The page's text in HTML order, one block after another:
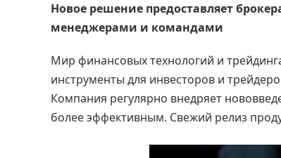
Новое решение предоставляет
менеджерами и командами
Мир финансовых технологий и
инструменты для инвесторов и
Компания регулярно внедряет
более эффективным. Свежий релиз